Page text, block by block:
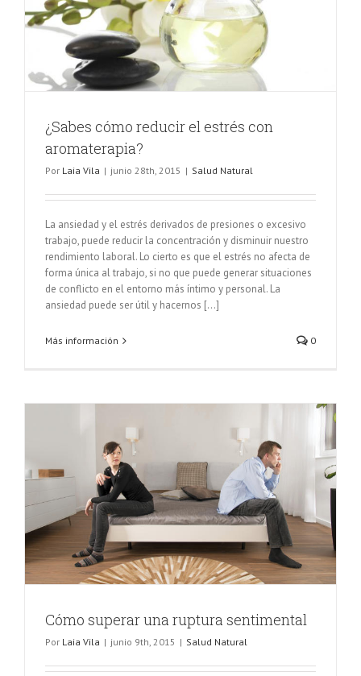
¿Sabes cómo reducir el estrés con
aromaterapia?
Por Laia Vila | junio 28th, 2015 | Salud Natural
La ansiedad y el estrés derivados de presiones o excesivo
trabajo, puede reducir la concentración y disminuir nuestro
rendimiento laboral. Lo cierto es que el estrés no afecta de
forma única al trabajo, si no que puede generar situaciones
de conflicto en el entorno más íntimo y personal. La
ansiedad puede ser útil y hacernos [...]
Más información 0
Cómo superar una ruptura sentimental
Por Laia Vila | junio 9th, 2015 | Salud Natural